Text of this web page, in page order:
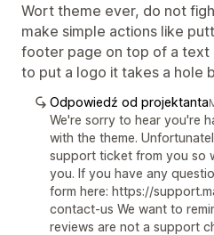
Wort theme ever, do not
make simple actions like
footer page on top of a text
to put a logo it takes a hole
Odpowiedź od projektanta
We're sorry to hear you're
with the theme.
support ticket from you so
you. If you have any
form here: https://
contact-us We want to
reviews are not a support